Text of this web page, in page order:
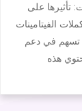
تأثيرها على
الفيتامينات
تسهم في دعم
هذه